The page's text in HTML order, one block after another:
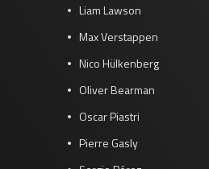
Liam Lawson
Max Verstappen
Nico Hülkenberg
Oliver Bearman
Oscar Piastri
Pierre Gasly